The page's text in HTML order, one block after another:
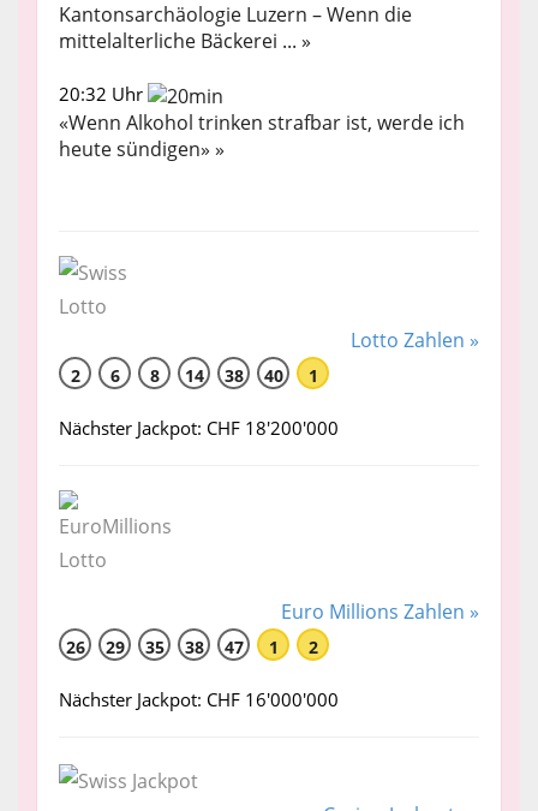
Kantonsarchäologie Luzern – Wenn die
mittelalterliche Bäckerei ... »
20:32 Uhr
«Wenn Alkohol trinken strafbar ist, werde ich
heute sündigen» »
Lotto Zahlen »
2 6 8 14 38 40 1
Nächster Jackpot: CHF 18'200'000
Euro Millions Zahlen »
26 29 35 38 47 1 2
Nächster Jackpot: CHF 16'000'000